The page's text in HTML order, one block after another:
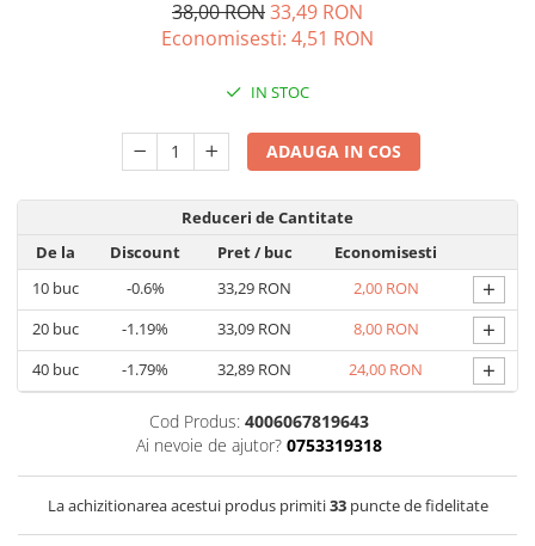
38,00 RON33,49 RON
Economisesti: 4,51 RON
IN STOC
ADAUGA IN COS
Reduceri de Cantitate
De la
Discount Pret/ buc
Economisesti
10buc -0.6% 33,29 RON 2,00 RON +
20buc -1.19% 33,09 RON 8,00 RON +
40buc -1.79% 32,89 RON 24,00 RON +
Cod Produs: 4006067819643
Ai nevoie de ajutor? 0753319318
La achizitionarea acestui produs primiti33puncte de fidelitate